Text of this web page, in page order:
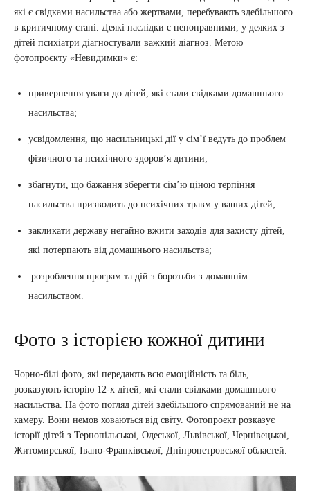
які є свідками насильства або жертвами, перебувають здебільшого
в критичному стані. Деякі наслідки є непоправними, у деяких з
дітей психіатри діагностували важкий діагноз. Метою
фотопроєкту «Невидимки» є:
привернення уваги до дітей, які стали свідками домашнього
насильства;
усвідомлення, що насильницькі дії у сім’ї ведуть до проблем
фізичного та психічного здоров’я дитини;
збагнути, що бажання зберегти сім’ю ціною терпіння
насильства призводить до психічних травм у ваших дітей;
закликати державу негайно вжити заходів для захисту дітей,
які потерпають від домашнього насильства;
розроблення програм та дій з боротьби з домашнім
насильством.
Фото з історією кожної дитини
Чорно-білі фото, які передають всю емоційність та біль,
розказують історію 12-х дітей, які стали свідками домашнього
насильства. На фото погляд дітей здебільшого спрямований не на
камеру. Вони немов ховаються від світу. Фотопроєкт розказує
історії дітей з Тернопільської, Одеської, Львівської, Чернівецької,
Житомирської, Івано-Франківської, Дніпропетровської областей.